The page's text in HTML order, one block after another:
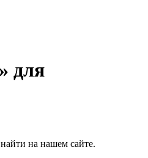
для
на нашем сайте.